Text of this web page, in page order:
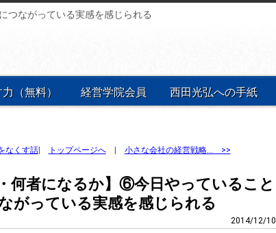
つながっている実感を感じられる
（無料） 経営学院会員 西田光弘への手紙
なくす話| トップページへ| 小さな会社の経営戦略… >>
何者になるか】⑥今日やっていること
がっている実感を感じられる
2014/12/10